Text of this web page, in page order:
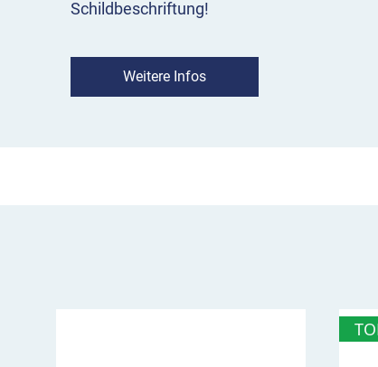
Schildbeschriftung!
Verkehrsteilnehmende hier rechts
müssen, um über die angegebene
muss. Wie alle Pfeilwegweiser steht das
Bei der Auswahl der Ziele
Weitere Infos